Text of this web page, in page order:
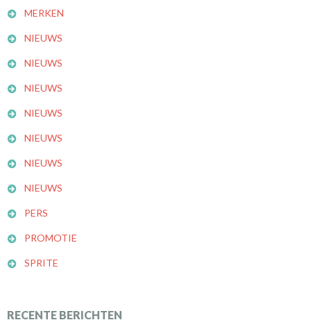
MERKEN
NIEUWS
NIEUWS
NIEUWS
NIEUWS
NIEUWS
NIEUWS
NIEUWS
PERS
PROMOTIE
SPRITE
RECENTE BERICHTEN